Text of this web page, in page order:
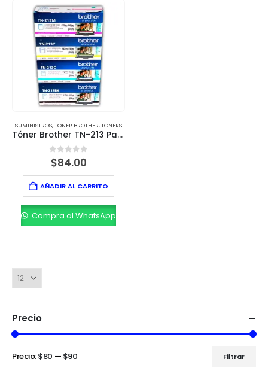
SUMINISTROS,TONER BROTHER,TONERS
Tóner Brother TN-213 Pack Original – Calidad y Rendimiento Profesional
0out of 5
$84.00
AÑADIR AL CARRITO
Compra al WhatsApp
Precio
Filtrar
Precio:$80 — $90